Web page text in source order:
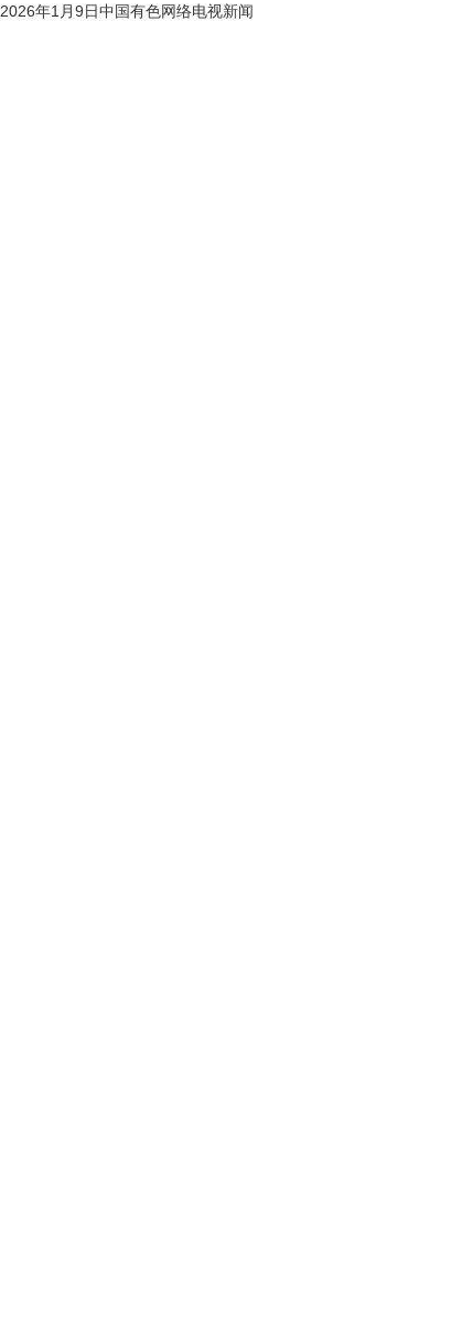
2026年1月9日中国有色网络电视新闻